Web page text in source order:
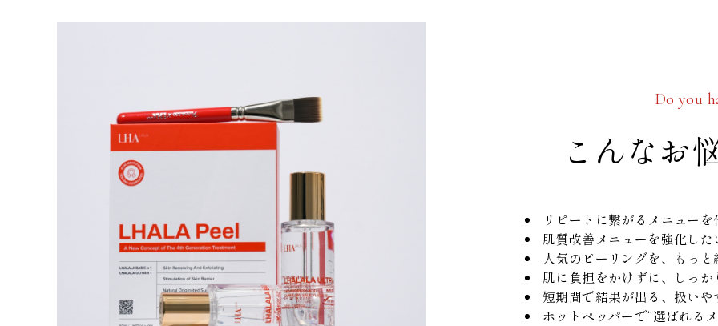
Do you
こんなお
リピートに繋がるメニュー
肌質改善メニューを強化し
人気のピーリングを、もっ
肌に負担をかけずに、しっ
短期間で結果が出る、扱い
ホットペッパーで“選ばれる